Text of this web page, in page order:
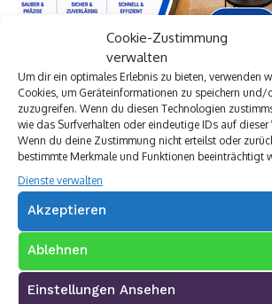
Cookie-Zustimmung
verwalten
Um dir ein optimales Erlebnis zu bieten, verwenden
Cookies, um Geräteinformationen zu speichern
zuzugreifen. Wenn du diesen Technologien
wie das Surfverhalten oder eindeutige IDs auf dieser
Wenn du deine Zustimmung nicht erteilst oder
bestimmte Merkmale und Funktionen beeinträchtigt
Dienste verwalten
Akzeptieren
Ablehnen
Einstellungen Ansehen
Archivkalender